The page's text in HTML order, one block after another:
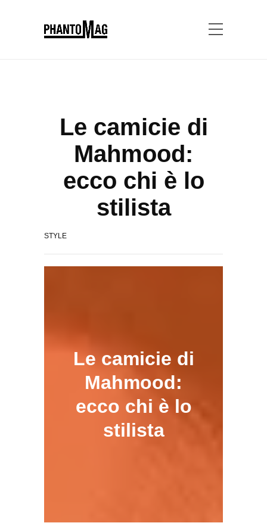
Le camicie di
Mahmood:
ecco chi è lo
stilista
STYLE
Le camicie di
Mahmood:
ecco chi è lo
stilista